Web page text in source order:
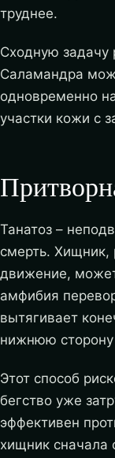
труднее.
Сходную задачу
Саламандра
одновременно
участки кожи с
Танатоз –
смерть. Хищник,
движение,
амфибия
вытягивает
нижнюю сторону
Этот способ
бегство уже
эффективен
хищник сначала